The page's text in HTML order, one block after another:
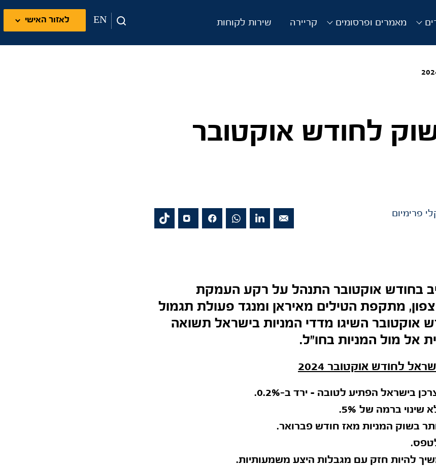
מאמרים ופרסומים קריירה שירות לקוחות EN לאזור האישי
לחודש אוקטובר
פרימיום
בחודש אוקטובר התנהל על רקע העמקת
מתקפת הטילים מאיראן ומנגד פעולת תגמול
אוקטובר השיגו מדדי המניות בישראל תשואה
אל מול המניות בחו"ל.
לחודש אוקטובר 2024
בישראל הפתיע לטובה – ירד ב-0.2%.
שינוי ברמה של 5%.
בשוק המניות מאז חודש פברואר.
להיות חזק עם מגבלות היצע משמעותיות.